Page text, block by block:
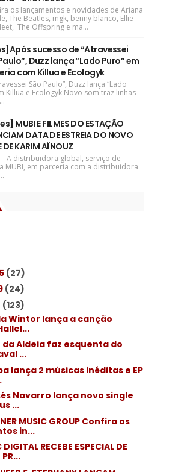
os lançamentos e novidades de Ariana
The Beatles, mgk, benny blanco, Ellie
The Offspring e ma...
sucesso de “Atravessei
Duzz lança “Lado Puro” em
com Killua e Ecologyk
São Paulo”, Duzz lança “Lado
Killua e Ecologyk Novo som traz linhas
MUBI E FILMES DO ESTAÇÃO
DATA DE ESTREIA DO NOVO
DE KARIM AÏNOUZ
A distribuidora global, serviço de
MUBI, em parceria com a distribuidora
(27)
(24)
(123)
Wintor lança a canção
da Aldeia faz esquenta do
...
lança 2 músicas inéditas e EP
Navarro lança novo single
...
MUSIC GROUP Confira os
in...
RECEBE ESPECIAL DE
PR...